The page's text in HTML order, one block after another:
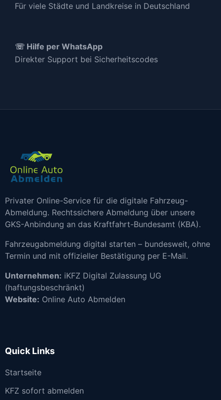
Für viele Städte und Landkreise in Deutschland
☏ Hilfe per WhatsApp
Direkter Support bei Sicherheitscodes
Privater Online-Service für die digitale Fahrzeug-
Abmeldung. Rechtssichere Abmeldung über unsere
GKS-Anbindung an das Kraftfahrt-Bundesamt (KBA).
Fahrzeugabmeldung digital starten – bundesweit, ohne
Termin und mit offizieller Bestätigung per E-Mail.
Unternehmen: iKFZ Digital Zulassung UG
(haftungsbeschränkt)
Website: Online Auto Abmelden
Quick Links
Startseite
KFZ sofort abmelden